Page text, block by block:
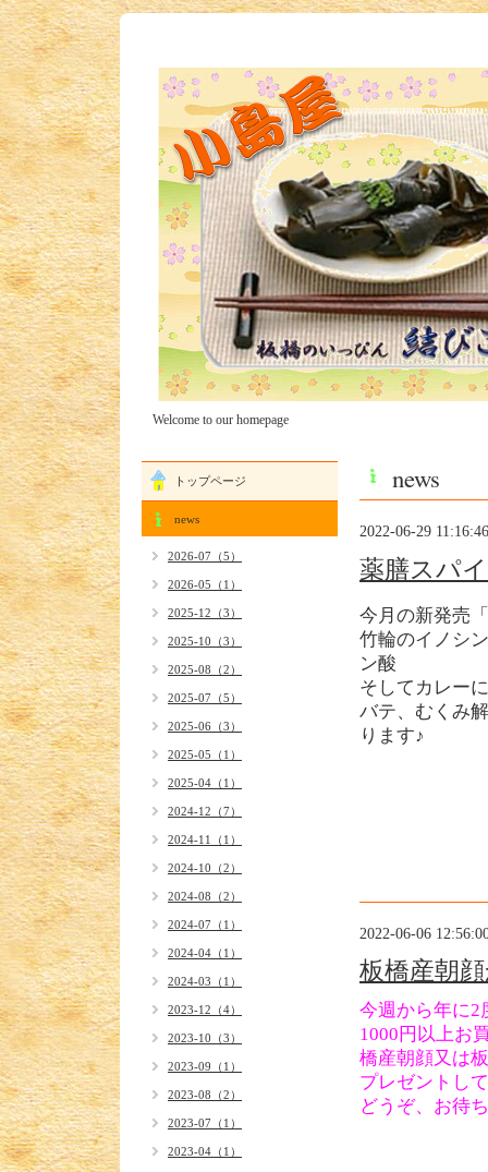
Welcome to our homepage
news
2022-06-29 11:16:46
薬膳スパ
今月の新発売
竹輪のイノシ
ン酸
そしてカレー
バテ、むくみ
ります♪
2022-06-06
板橋産朝
今週から年に2
1000円以上お
橋産朝顔又は
プレゼントし
どうぞ、お待
トップページ
news
2026-07（5）
2026-05（1）
2025-12（3）
2025-10（3）
2025-08（2）
2025-07（5）
2025-06（3）
2025-05（1）
2025-04（1）
2024-12（7）
2024-11（1）
2024-10（2）
2024-08（2）
2024-07（1）
2024-04（1）
2024-03（1）
2023-12（4）
2023-10（3）
2023-09（1）
2023-08（2）
2023-07（1）
2023-04（1）